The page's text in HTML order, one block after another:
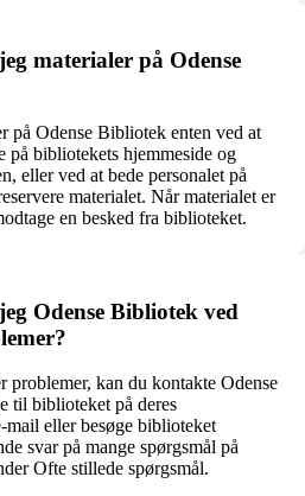
materialer på Odense
på Odense Bibliotek enten ved at
på bibliotekets hjemmeside og
eller ved at bede personalet på
materialet. Når materialet er
en besked fra biblioteket.
Odense Bibliotek ved
problemer, kan du kontakte Odense
til biblioteket på deres
mail eller besøge biblioteket
svar på mange spørgsmål på
Ofte stillede spørgsmål.